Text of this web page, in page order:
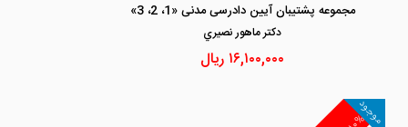
مجموعه پشتیبان آیین دادرسی مدنی «1، 2، 3»
دكتر ماهور نصيري
۱۶,۱۰۰,۰۰۰ ریال
موجود